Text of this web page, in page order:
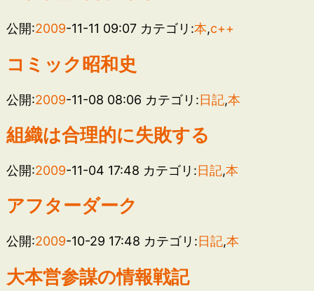
公開:2009-11-11 09:07 カテゴリ:本,c++
コミック昭和史
公開:2009-11-08 08:06 カテゴリ:日記,本
組織は合理的に失敗する
公開:2009-11-04 17:48 カテゴリ:日記,本
アフターダーク
公開:2009-10-29 17:48 カテゴリ:日記,本
大本営参謀の情報戦記